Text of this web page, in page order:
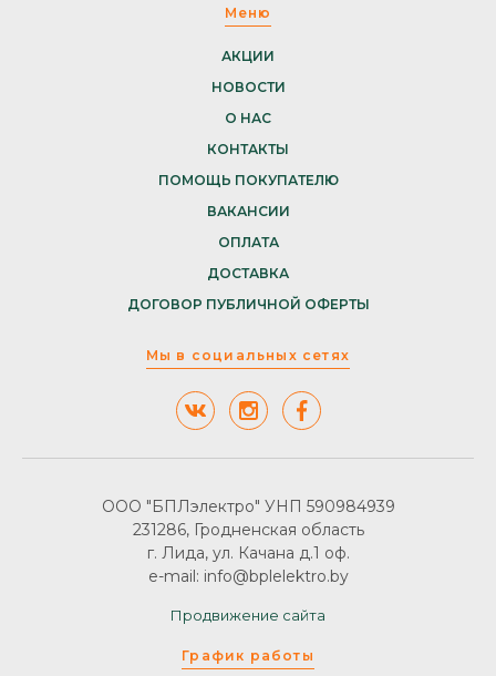
Меню
АКЦИИ
НОВОСТИ
О НАС
КОНТАКТЫ
ПОМОЩЬ ПОКУПАТЕЛЮ
ВАКАНСИИ
ОПЛАТА
ДОСТАВКА
ДОГОВОР ПУБЛИЧНОЙ ОФЕРТЫ
Мы в социальных сетях
График работы
ООО "БПЛэлектро" УНП 590984939
231286, Гродненская область
г. Лида, ул. Качана д.1 оф.
e-mail: info@bplelektro.by
Продвижение сайта